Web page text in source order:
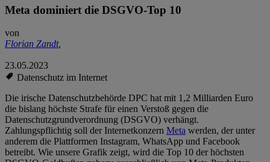
Meta dominiert die DSGVO-Top 10
von
Florian Zandt,
23.05.2023
Datenschutz im Internet
Die irische Datenschutzbehörde DPC hat mit 1,2 Milliarden Euro
die bislang höchste Strafe für einen Verstoß gegen die
Datenschutzgrundverordnung (DSGVO) verhängt.
Zahlungspflichtig soll der Internetkonzern Meta werden, der unter
anderem die Plattformen Instagram, WhatsApp und Facebook
betreibt. Wie unsere Grafik zeigt, wird die Top 10 der höchsten